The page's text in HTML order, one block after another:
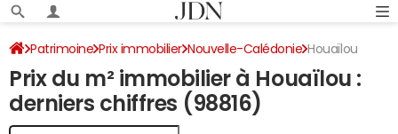
Patrimoine Prix immobilier Nouvelle-Calédonie Houaïlou
Prix du m² immobilier à Houaïlou :
derniers chiffres (98816)